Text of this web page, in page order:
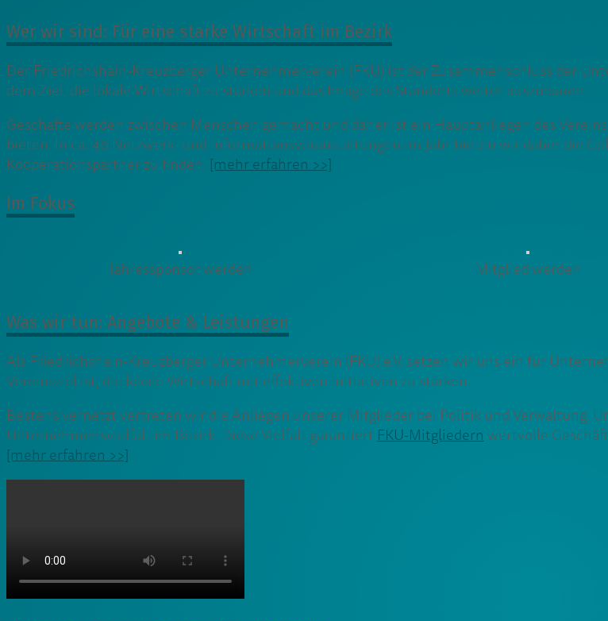
Wer wir sind: Für eine starke Wirtschaft im Bezirk
Der Friedrichshain-Kreuzberger Unternehmerverein (FKU) ist der Zusammenschluss der
dem Ziel, die lokale Wirtschaft zu stärken und das Image des Standorts weiter auszubauen.
Geschäfte werden zwischen Menschen gemacht und daher ist ein Hauptanliegen des
bieten. In ca. 40 Netzwerk- und Informationsveranstaltungen im Jahr bieten wir daher die
Kooperationspartner zu finden. [mehr erfahren >>]
Im Fokus
Jahressponsor werden Mitglied werden
Was wir tun: Angebote & Leistungen
Als Friedrichshain-Kreuzberger Unternehmerverein (FKU) e.V. setzen wir uns ein für
Vereinsziel ist, die lokale Wirtschaft mit effektiven Initiativen zu stärken.
Bestens vernetzt vertreten wir die Anliegen unserer Mitglieder bei Politik und Verwaltung.
Unternehmensvielfalt im Bezirk. Diese Vielfalt garantiert FKU-Mitgliedernwertvolle
[mehr erfahren >>]